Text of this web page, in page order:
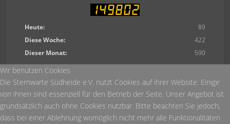
Heute:
89
Diese Woche:
422
Dieser Monat:
590
Wir benutzen Cookies
Die Sternwarte Südheide e.V. nutzt Cookies auf ihrer Website. Einige
von ihnen sind essenziell für den Betrieb der Seite. Unser Angebot ist
grundsätzlich auch ohne Cookies nutzbar. Bitte beachten Sie jedoch,
dass bei einer Ablehnung womöglich nicht mehr alle Funktionalitäten